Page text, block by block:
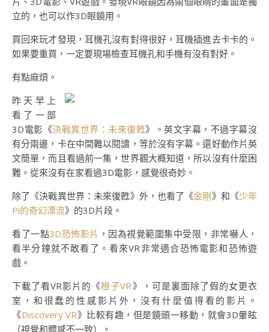
立的，也可以作3D眼鏡用。
買回來玩才發現，耳機孔沒有對得很好，耳機插進去卡卡的。
如果要重買，一定要現場檢查耳機孔和手機有沒有對好。
有點麻煩。
昨天早上
看了一部
3D電影《決戰異世界：未來復甦》。英文字幕，不過字幕沒
有分兩邊，卡在中間難以閱讀，等於沒有字幕。還好動作片英
文簡單，而且看過前一集，世界觀大概知道，所以沒有什麼困
難。從來沒有在家看過3D電影，感覺很奇妙。
除了《決戰異世界：未來復甦》外，也看了《金剛》和《少年
Pi的奇幻漂流》的3D片段。
看了一點3D恐怖影片 ，因為視覺範圍集中受限，非常嚇人，
看半分鐘就不敢看了。看來VR非常適合恐怖電影和恐怖遊
戲。
下載了看VR影片的《橙子VR》，可是裏面除了假的女更衣
室，和很蠢的性感影片外，沒有什麼值得看的影片。
《Discovery VR》比較有趣，但是鏡頭一移動，就會3D暈眩
（視覺和體感不一致）。